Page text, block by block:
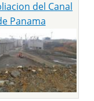
del Canal
Panama